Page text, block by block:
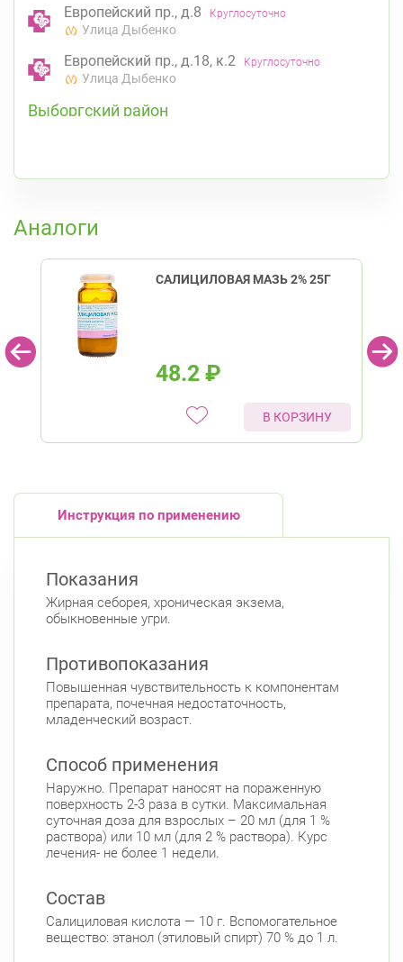
Европейский пр., д.8 Круглосуточно
Улица Дыбенко
Европейский пр., д.18, к.2 Круглосуточно
Улица Дыбенко
Выборгский район
Калининский район
Проспект Просвещения, д. 91 (Киришская ул.,
д. 4) 8:00-22:00
Гражданский пр.
пр. Науки, д. 19, к. 2
Академическая
Кировский район
пр. Ветеранов, д. 109, к. 1
Проспект Ветеранов
Красносельский район
Ленинский пр., д.78, к.1 Круглосуточно
Юго-Западная
Юго-Западная
Московский район
Авиационная улица, д. 7
Невский район
ул. Чудновского, д. 19 (Российский пр., д. 7)
Круглосуточно
Проспект Большевиков
Улица Дыбенко
Подвойского 6/5 (Белышева, 5) 8:00-22:00
Проспект Большевиков Улица Дыбенко
Аналоги
САЛИЦИЛОВАЯ МАЗЬ 2% 25Г
48.2 ₽
В КОРЗИНУ
Инструкция по применению
Показания
Жирная себорея, хроническая экзема,
обыкновенные угри.
Противопоказания
Повышенная чувствительность к компонентам
препарата, почечная недостаточность,
младенческий возраст.
Способ применения
Наружно. Препарат наносят на пораженную
поверхность 2-3 раза в сутки. Максимальная
суточная доза для взрослых – 20 мл (для 1 %
раствора) или 10 мл (для 2 % раствора). Курс
лечения- не более 1 недели.
Состав
Салициловая кислота — 10 г. Вспомогательное
вещество: этанол (этиловый спирт) 70 % до 1 л.